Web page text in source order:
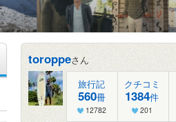
toroppeさん
旅行記
560冊
12782
クチコミ
1384件
201